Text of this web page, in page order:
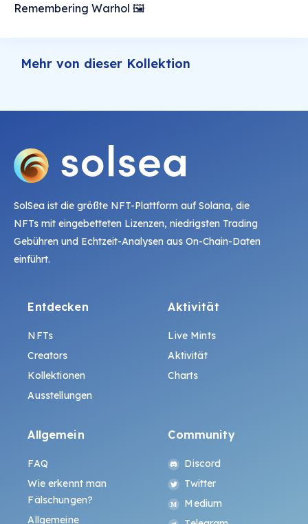
Remembering Warhol 🖼
Mehr von dieser Kollektion
SolSea ist die größte NFT-Plattform auf Solana, die
NFTs mit eingebetteten Lizenzen, niedrigsten Trading
Gebühren und Echtzeit-Analysen aus On-Chain-Daten
einführt.
Entdecken
NFTs
Creators
Kollektionen
Ausstellungen
Aktivität
Live Mints
Aktivität
Charts
Allgemein
FAQ
Wie erkennt man
Fälschungen?
Allgemeine
Community
Discord
Twitter
Medium